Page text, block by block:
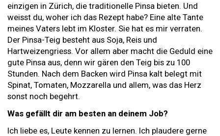
einzigen in Zürich, die traditionelle Pinsa bieten. Und
weisst du, woher ich das Rezept habe? Eine alte Tante
meines Vaters lebt im Kloster. Sie hat es mir verraten.
Der Pinsa-Teig besteht aus Soja, Reis und
Hartweizengriess. Vor allem aber macht die Geduld eine
gute Pinsa aus, denn wir gären den Teig bis zu 100
Stunden. Nach dem Backen wird Pinsa kalt belegt mit
Spinat, Tomaten, Mozzarella und allem, was das Herz
sonst noch begehrt.
Was gefällt dir am besten an deinem Job?
Ich liebe es, Leute kennen zu lernen. Ich plaudere gerne